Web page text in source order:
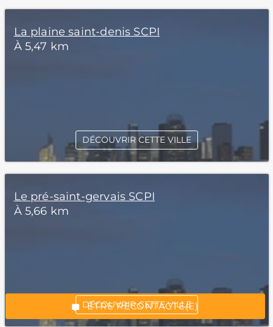
“Excellent”, 165 avis
ÊTRE RECONTACTÉ(E)
La plaine saint-denis SCPI
À 5,47 km
DÉCOUVRIR CETTE VILLE
Le pré-saint-gervais SCPI
À 5,66 km
DÉCOUVRIR CETTE VILLE